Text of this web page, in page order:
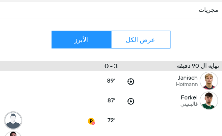
مجريات
عرض الكل الأبرز
نهاية ال 90 دقيقة 3 - 0
Janisch
Hofmann
89'
Forkel
فالينتيني 87'
72'